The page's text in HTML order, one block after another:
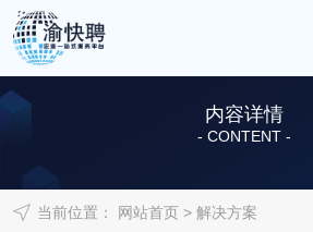
内容详情
- CONTENT -
当前位置： 网站首页> 解决方案